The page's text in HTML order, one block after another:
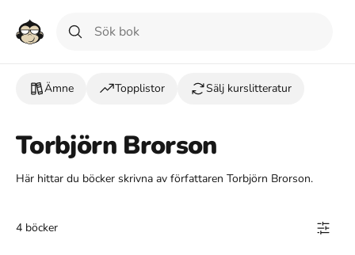
Ämne Topplistor Sälj kurslitteratur
Torbjörn Brorson
Här hittar du böcker skrivna av författaren Torbjörn Brorson.
4 böcker